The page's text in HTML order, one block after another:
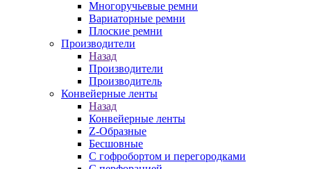
Многоручьевые ремни
Вариаторные ремни
Плоские ремни
Производители
Назад
Производители
Производитель
Конвейерные ленты
Назад
Конвейерные ленты
Z-Образные
Бесшовные
С гофробортом и перегородками